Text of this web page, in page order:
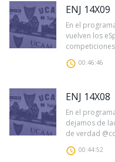
ENJ 14X09
En el
vuelven los
00:46:46
ENJ 14X08
En el
dejamos de
de verdad
00:44:52